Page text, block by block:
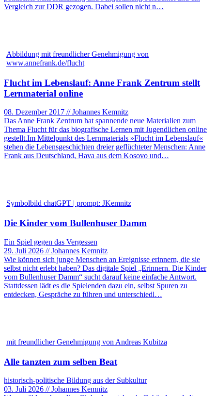
Vergleich zur DDR gezogen. Dabei sollen nicht n…
Abbildung mit freundlicher Genehmigung von
www.annefrank.de/flucht
Flucht im Lebenslauf: Anne Frank Zentrum stellt
Lernmaterial online
08. Dezember 2017 // Johannes Kemnitz
Das Anne Frank Zentrum hat spannende neue Materialien zum
Thema Flucht für das biografische Lernen mit Jugendlichen online
gestellt.Im Mittelpunkt des Lernmaterials »Flucht im Lebenslauf«
stehen die Lebensgeschichten dreier geflüchteter Menschen: Anne
Frank aus Deutschland, Hava aus dem Kosovo und…
Symbolbild chatGPT | prompt: JKemnitz
Die Kinder vom Bullenhuser Damm
Ein Spiel gegen das Vergessen
29. Juli 2026 // Johannes Kemnitz
Wie können sich junge Menschen an Ereignisse erinnern, die sie
selbst nicht erlebt haben? Das digitale Spiel „Erinnern. Die Kinder
vom Bullenhuser Damm“ sucht darauf keine einfache Antwort.
Stattdessen lädt es die Spielenden dazu ein, selbst Spuren zu
entdecken, Gespräche zu führen und unterschiedl…
mit freundlicher Genehmigung von Andreas Kubitza
Alle tanzten zum selben Beat
historisch-politische Bildung aus der Subkultur
03. Juli 2026 // Johannes Kemnitz